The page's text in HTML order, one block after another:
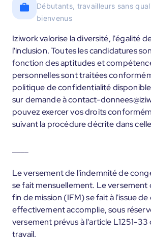
Débutants, travailleurs sans
bienvenus
Iziwork valorise la diversité, l'égalité
l'inclusion. Toutes les candidatures
fonction des aptitudes et
personnelles sont traitées
politique de confidentialité
sur demande à contact-
pouvez exercer vos droits
suivant la procédure décrite dans
Le versement de l'indemnité de
se fait mensuellement. Le
fin de mission (IFM) se fait à l'issue
effectivement accomplie, sous
versement prévus à l'article L1251-
travail.